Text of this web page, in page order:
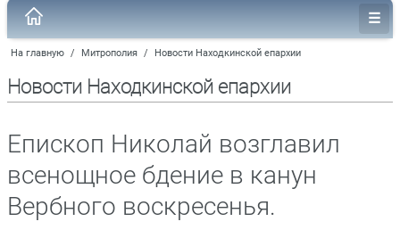
На главную / Митрополия / Новости Находкинской епархии
Новости Находкинской епархии
Епископ Николай возглавил
всенощное бдение в канун
Вербного воскресенья.